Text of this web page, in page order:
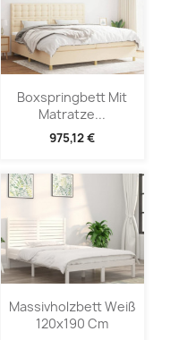
Boxspringbett Mit
Matratze...
975,12 €
Massivholzbett Weiß
120x190 Cm